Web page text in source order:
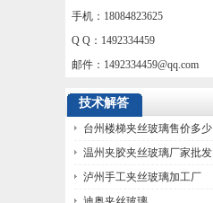
手机：18084823625
Q Q：1492334459
邮件： 1492334459@qq.com
技术解答
台州楼梯夹丝玻璃售价多少
温州夹胶夹丝玻璃厂家批发
泸州手工夹丝玻璃加工厂